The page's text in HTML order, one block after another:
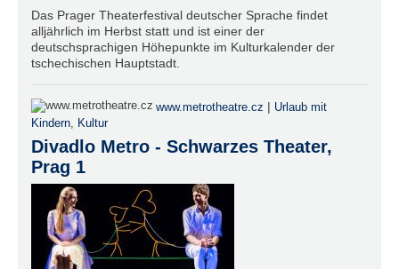
Das Prager Theaterfestival deutscher Sprache findet
alljährlich im Herbst statt und ist einer der
deutschsprachigen Höhepunkte im Kulturkalender der
tschechischen Hauptstadt.
www.metrotheatre.cz | Urlaub mit
Kindern, Kultur
Divadlo Metro - Schwarzes Theater,
Prag 1